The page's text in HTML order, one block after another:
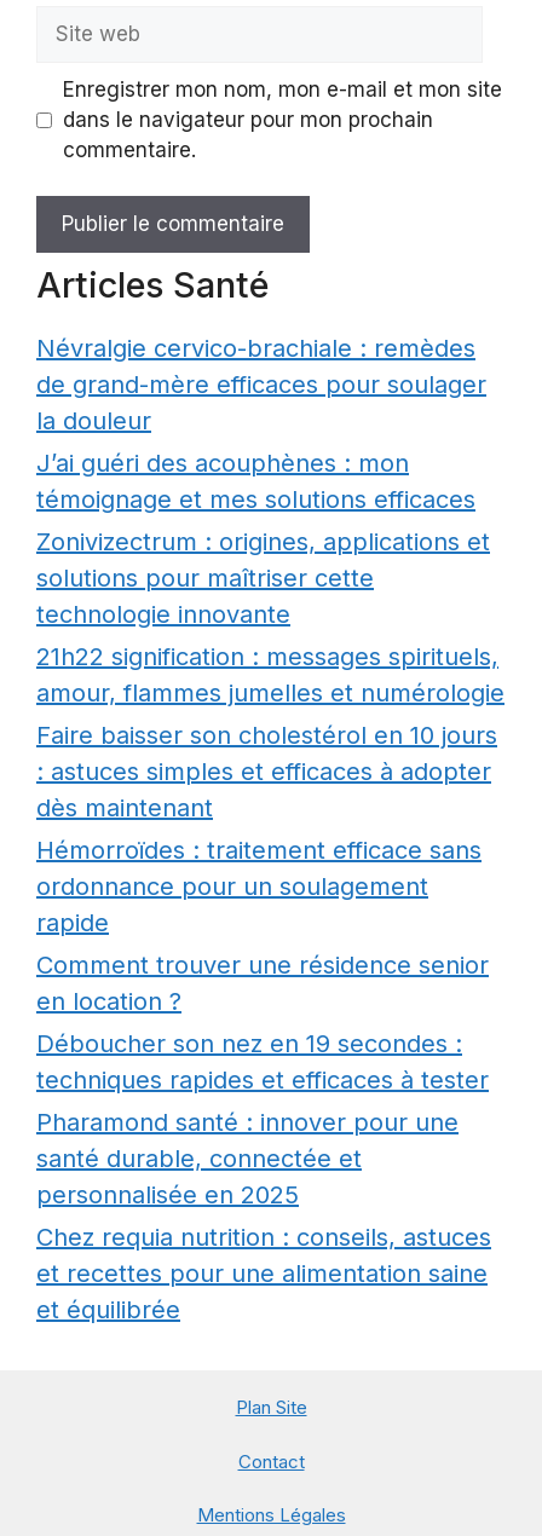
web
Enregistrer mon nom, mon e-mail et mon site
dans le navigateur pour mon prochain
commentaire.
Articles Santé
Névralgie cervico-brachiale : remèdes
de grand-mère efficaces pour soulager
la douleur
J’ai guéri des acouphènes : mon
témoignage et mes solutions efficaces
Zonivizectrum : origines, applications et
solutions pour maîtriser cette
technologie innovante
21h22 signification : messages spirituels,
amour, flammes jumelles et numérologie
Faire baisser son cholestérol en 10 jours
: astuces simples et efficaces à adopter
dès maintenant
Hémorroïdes : traitement efficace sans
ordonnance pour un soulagement
rapide
Comment trouver une résidence senior
en location ?
Déboucher son nez en 19 secondes :
techniques rapides et efficaces à tester
Pharamond santé : innover pour une
santé durable, connectée et
personnalisée en 2025
Chez requia nutrition : conseils, astuces
et recettes pour une alimentation saine
et équilibrée
Plan Site
Contact
Mentions Légales